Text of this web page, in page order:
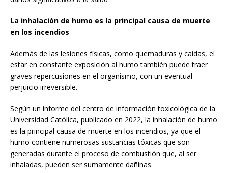
La inhalación de humo es la principal causa de muerte
en los incendios
Además de las lesiones físicas, como quemaduras y caídas, el
estar en constante exposición al humo también puede traer
graves repercusiones en el organismo, con un eventual
perjuicio irreversible.
Según un informe del centro de información toxicológica de la
Universidad Católica, publicado en 2022, la inhalación de humo
es la principal causa de muerte en los incendios, ya que el
humo contiene numerosas sustancias tóxicas que son
generadas durante el proceso de combustión que, al ser
inhaladas, pueden ser sumamente dañinas.